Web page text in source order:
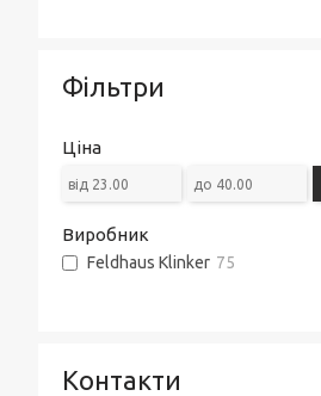
Фільтри
Ціна
Виробник
Feldhaus Klinker 75
Контакти